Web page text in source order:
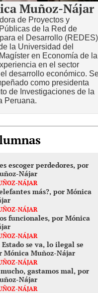
Muñoz-Nájar
de Proyectos y
de la Red de
el Desarrollo
la Universidad del
en Economía de la
en el sector
desarrollo económico.
como presidenta
de Investigaciones de la
Peruana.
escoger perdedores, por
Nájar
NÁJAR
más?, por Mónica
NÁJAR
funcionales, por Mónica
NÁJAR
se va, lo ilegal se
Mónica Muñoz-Nájar
NÁJAR
gastamos mal, por
Nájar
NÁJAR